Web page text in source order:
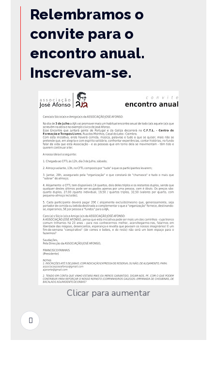
Relembramos o
convite para o
encontro anual.
Inscrevam-se.
Clicar para aumentar